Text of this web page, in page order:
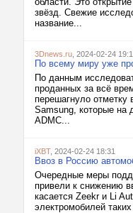
звёзд. Свежие
название...
3Dnews.ru , 2024-02-24
По всему миру уже
По данным
проданных за всё
перешагнуло
Samsung, которые на
ADMC...
iXBT, 2024-02-24 18:31
Ввоз в Россию
Очередные меры
привели к снижению
касается Zeekr и Li
электромобилей